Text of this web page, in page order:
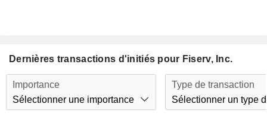
Dernières transactions d'initiés pour Fiserv, Inc.
Importance
Sélectionner une importance
Type de transaction
Sélectionner un type